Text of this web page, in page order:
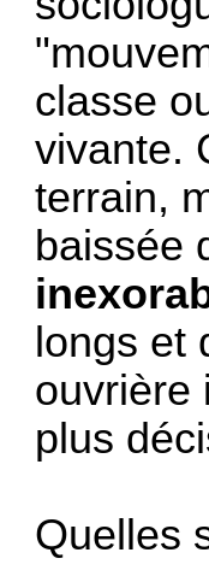
classe
vivante.
terrain,
baissée
longs et
ouvrière
plus
Quelles